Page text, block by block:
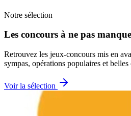
Notre sélection
Les concours à ne pas
Retrouvez les jeux-concours mis en
sympas, opérations populaires et
Voir la sélection